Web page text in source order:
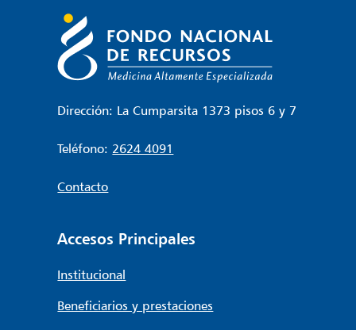
Dirección: La Cumparsita 1373 pisos 6 y 7
Teléfono: 2624 4091
Contacto
Accesos Principales
Institucional
Beneficiarios y prestaciones